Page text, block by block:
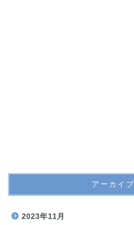
アーカイブ
2023年11月